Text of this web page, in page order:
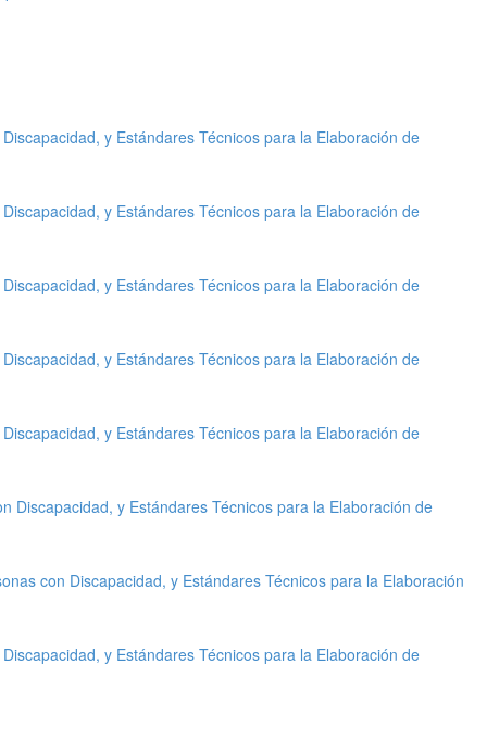
y Estándares Técnicos para la Elaboración de
y Estándares Técnicos para la Elaboración de
y Estándares Técnicos para la Elaboración de
y Estándares Técnicos para la Elaboración de
y Estándares Técnicos para la Elaboración de
Discapacidad, y Estándares Técnicos para la Elaboración de
con Discapacidad, y Estándares Técnicos para la Elaboración
y Estándares Técnicos para la Elaboración de